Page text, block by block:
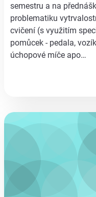
semestru a na
problematiku
cvičení (s využitím
pomůcek - pedala,
úchopové míče apo…
aa